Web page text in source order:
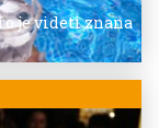
je videti znana